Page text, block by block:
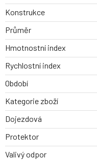
Konstrukce
Průměr
Hmotnostní index
Rychlostní index
Období
Kategorie zboží
Dojezdová
Protektor
Valivý odpor